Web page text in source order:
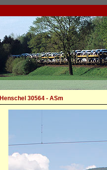
Henschel 30564 - ASm